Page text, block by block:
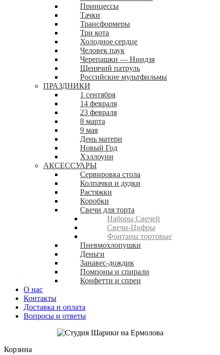
Принцессы
Тачки
Трансформеры
Три кота
Холодное сердце
Человек паук
Черепашки — Ниндзя
Щенячий патруль
Российские мультфильмы
ПРАЗДНИКИ
1 сентября
14 февраля
23 февраля
8 марта
9 мая
День матери
Новый Год
Хэллоуин
АКСЕССУАРЫ
Сервировка стола
Колпачки и дудки
Растяжки
Коробки
Свечи для торта
Наборы Свечей
Свечи-Цифры
Фонтаны тортовые
Пневмохлопушки
Деньги
Занавес-дождик
Помпоны и спирали
Конфетти и спреи
О нас
Контакты
Доставка и оплата
Вопросы и ответы
Корзина